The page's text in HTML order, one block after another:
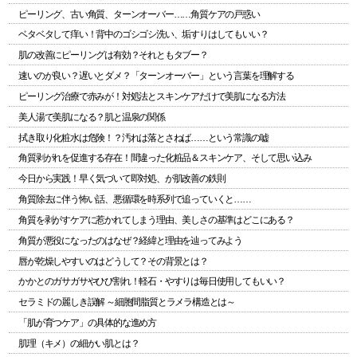
ピーリング、古い角質、ターンオーバー……角質ケアの戸惑い
ベタベタして痒い！背中のゴシゴシ洗い、垢すりはしてもいい？
肌の改善にピーリングは有効？それともタブー？
速いのが良い？遅いとダメ？「ターンオーバー」という言葉を理解する
ピーリング治療で赤みが！対処法とスキンケアだけで美肌になる方法
美人湯で美肌になる？肌と温泉の関係
拭き取り化粧水は危険！？汚れは落とさねば……という常識の嘘
角質剥がれを促進する存在！間違った化粧品＆スキンケア、そして思い込み
今日から実践！早く気づいて即対処、が肌改善の鉄則
角質除去に伴う怖い話、悪循環を時系列で追っていくと……
角質を剥がすケアに惹かれてしまう理由、美しさの基準はどこにある？
角質が悪役になったのはなぜ？経緯と理由を辿ってみよう
唇が乾燥しやすいのはどうして？その背景とは？
かかとのガサガサやひび割れ！軽石・やすりは毎日使用してもいい？
セラミドの麗しき誤解 ～細胞間脂質とラメラ構造とは～
「肌が育つケア」の具体的な進め方
肌理（キメ）の細かい肌とは？